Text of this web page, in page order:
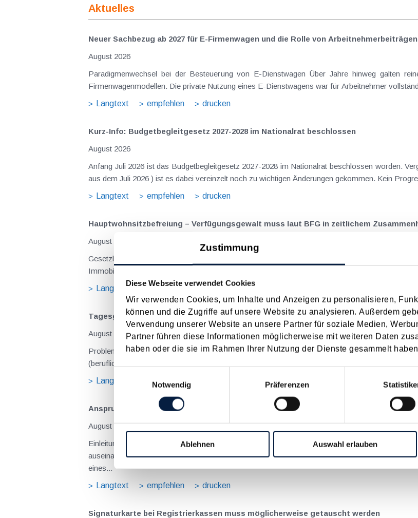
Zustimmung
Diese Webseite verwendet Cookies
Wir verwenden Cookies, um Inhalte und Anzeigen zu personalisieren,
können und die Zugriffe auf unsere Website zu analysieren. Außerdem
Verwendung unserer Website an unsere Partner für soziale Medien,
Partner führen diese Informationen möglicherweise mit weiteren Daten
haben oder die sie im Rahmen Ihrer Nutzung der Dienste gesammelt
Notwendig
Präferenzen
Ablehnen Auswahl erlauben
Aktuelles
Neuer Sachbezug ab 2027 für E-Firmenwagen und die Rolle von Arbeitnehmer​­beiträgen
August 2026
Paradigmenwechsel bei der Besteuerung von E-Dienstwagen Über Jahre hinweg galten reine Elektrofahrzeuge als steuerlicher Goldstandard bei
Firmenwagenmodellen. Die private Nutzung eines E-Dienstwagens war für Arbeitnehmer
Langtext
empfehlen drucken
Kurz-Info: Budgetbegleitgesetz 2027-2028 im Nationalrat beschlossen
August 2026
Anfang Juli 2026 ist das Budgetbegleitgesetz 2027-2028 im Nationalrat beschlossen worden.
aus dem Juli 2026 ) ist es
Langtext
empfehlen drucken
Hauptwohnsitz​­befreiung – Verfügungsgewalt muss laut BFG in zeitlichem
August 2026
Gesetzliche Grundlagen der Hauptwohnsitzbefreiung Eine Ausnahme von der bei privaten Grundstücksveräußerungen regelmäßig anfallenden
Immobilienertragsteuer (ImmoESt) liegt dann vor, wenn die Voraussetzungen für die
Langtext
empfehlen drucken
Tagesgelder auch bei eintägiger Reise ohne Nächtigung
August 2026
Problemstellung und rechtlicher Hintergrund Tagesgelder sollen Verpflegungsmehraufwendungen ausgleichen, welche im Zuge von Dienstreisen
(beruflich bedingten Reisen) durch die Unkenntnis über die lokale Gastronomie resultieren –
Langtext
empfehlen
Anspruch auf Familienbeihilfe bei geschiedenen Eltern
August 2026
Einleitung und Kernaussage der Entscheidung Das Bundesfinanzgericht (GZ RV/7103366/2025 vom 10.02.2026) hatte sich mit der Frage
auseinanderzusetzen, welchem Elternteil nach einer Scheidung die Familienbeihilfe zusteht,
eines...
Langtext
empfehlen drucken
Signaturkarte bei Registrierkassen muss möglicherweise getauscht werden